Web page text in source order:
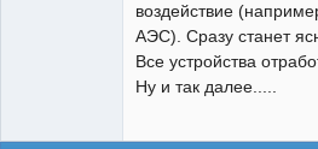
воздействие
АЭС). Сразу станет
Все устройства
Ну и так далее.....